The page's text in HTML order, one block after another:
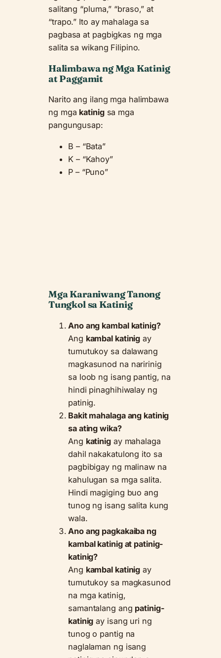
salitang “pluma,” “braso,” at
“trapo.” Ito ay mahalaga sa
pagbasa at pagbigkas ng mga
salita sa wikang Filipino.
Halimbawa ng Mga Katinig
at Paggamit
Narito ang ilang mga halimbawa
ng mga katinigsa mga
pangungusap:
B – “Bata”
K – “Kahoy”
P – “Puno”
Mga Karaniwang Tanong
Tungkol sa Katinig
Ano ang kambal katinig?
Ang kambal katinig ay
tumutukoy sa dalawang
magkasunod na naririnig
sa loob ng isang pantig, na
hindi pinaghihiwalay ng
patinig.
Bakit mahalaga ang katinig
sa ating wika?
Ang katinigay mahalaga
dahil nakakatulong ito sa
pagbibigay ng malinaw na
kahulugan sa mga salita.
Hindi magiging buo ang
tunog ng isang salita kung
wala.
Ano ang pagkakaiba ng
kambal katinig at patinig-
katinig?
Ang kambal katinig ay
tumutukoy sa magkasunod
na mga katinig,
samantalang ang patinig-
katinig ay isang uri ng
tunog o pantig na
naglalaman ng isang